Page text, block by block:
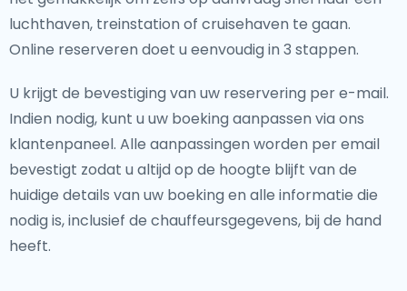
luchthaven, treinstation of cruisehaven te gaan.
Online reserveren doet u eenvoudig in 3 stappen.
U krijgt de bevestiging van uw reservering per e-mail.
Indien nodig, kunt u uw boeking aanpassen via ons
klantenpaneel. Alle aanpassingen worden per email
bevestigt zodat u altijd op de hoogte blijft van de
huidige details van uw boeking en alle informatie die
nodig is, inclusief de chauffeursgegevens, bij de hand
heeft.